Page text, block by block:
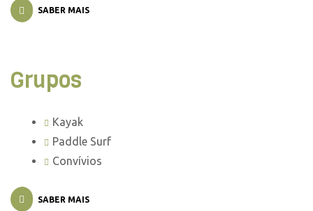
SABER MAIS
Grupos
Kayak
Paddle Surf
Convívios
SABER MAIS